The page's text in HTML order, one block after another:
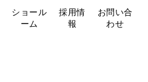
ショール
ーム
採用情
報
お問い合
わせ